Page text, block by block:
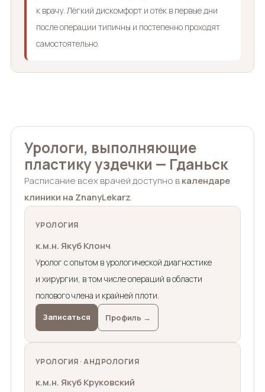
к врачу. Лёгкий дискомфорт и отёк в первые дни
после операции типичны и постепенно проходят
самостоятельно.
Урологи, выполняющие
пластику уздечки — Гданьск
Расписание всех врачей доступно вкалендаре
клиники на ZnanyLekarz.
УРОЛОГИЯ
к.м.н. Якуб Клонч
Уролог с опытом в урологической диагностике
и хирургии, в том числе операций в области
полового члена и крайней плоти.
Записаться Профиль →
УРОЛОГИЯ · АНДРОЛОГИЯ
к.м.н. Якуб Круковский